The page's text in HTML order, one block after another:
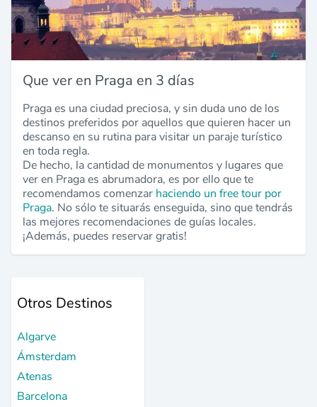
Que ver en Praga en 3 días
Praga es una ciudad preciosa, y sin duda uno de los
destinos preferidos por aquellos que quieren hacer un
descanso en su rutina para visitar un paraje turístico
en toda regla.
De hecho, la cantidad de monumentos y lugares que
ver en Praga es abrumadora, es por ello que te
recomendamos comenzar haciendo un free tour por
Praga. No sólo te situarás enseguida, sino que tendrás
las mejores recomendaciones de guías locales.
¡Además, puedes reservar gratis!
Otros Destinos
Algarve
Ámsterdam
Atenas
Barcelona